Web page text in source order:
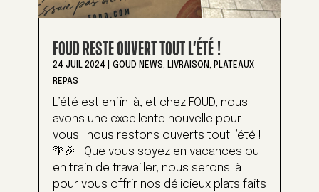
FOUD RESTE OUVERT TOUT L’ÉTÉ !
24 JUIL 2024 GOUD NEWS, LIVRAISON, PLATEAUX
REPAS
L’été est enfin là, et chez FOUD, nous
avons une excellente nouvelle pour
vous : nous restons ouverts tout l’été !
🌴🎉 Que vous soyez en vacances ou
en train de travailler, nous serons là
pour vous offrir nos délicieux plats faits